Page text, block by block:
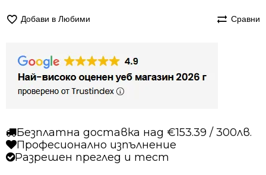
Добави в Любими Сравни
Безплатна доставка над €153.39 / 300лв.
Професионално изпълнение
Разрешен преглед и тест